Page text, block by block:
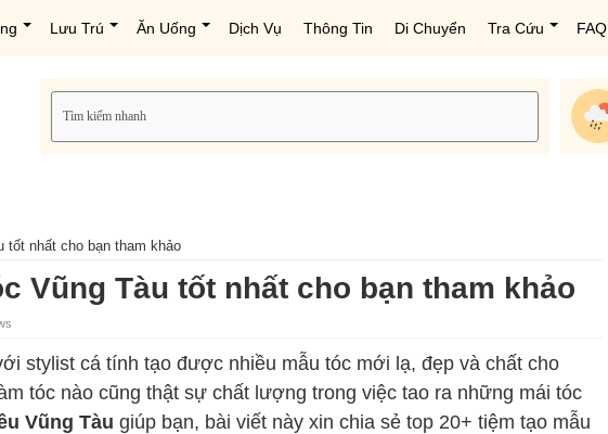
Lưu Trú Ăn Uống Dịch Vụ Thông Tin Di Chuyển Tra Cứu FAQ
tốt nhất cho bạn tham khảo
Vũng Tàu tốt nhất cho bạn tham khảo
stylist cá tính tạo được nhiều mẫu tóc mới lạ, đẹp và chất cho
tóc nào cũng thật sự chất lượng trong việc tao ra những mái tóc
Vũng Tàu giúp bạn, bài viết này xin chia sẻ top 20+ tiệm tạo mẫu